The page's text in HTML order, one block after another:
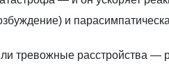
и
тревожные расстройства —